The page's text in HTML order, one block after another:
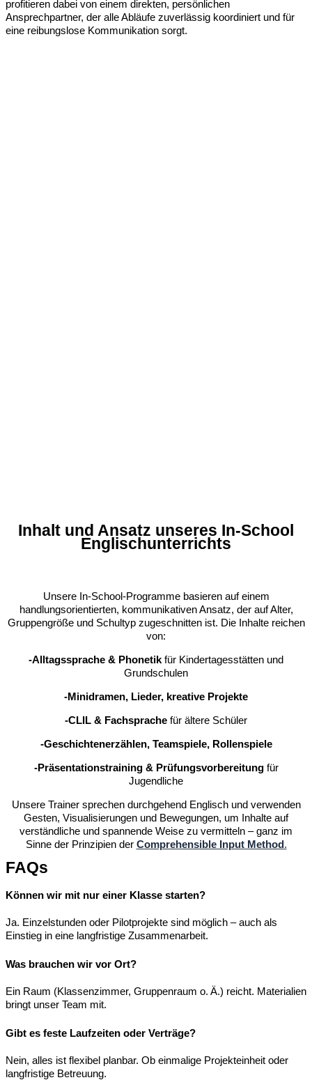
profitieren dabei von einem direkten, persönlichen
Ansprechpartner, der alle Abläufe zuverlässig koordiniert und für
eine reibungslose Kommunikation sorgt.
Inhalt und Ansatz unseres In-School
Englischunterrichts
Unsere In-School-Programme basieren auf einem
handlungsorientierten, kommunikativen Ansatz, der auf Alter,
Gruppengröße und Schultyp zugeschnitten ist. Die Inhalte reichen
von:
-Alltagssprache & Phonetik für Kindertagesstätten und
Grundschulen
-Minidramen, Lieder, kreative Projekte
-CLIL & Fachsprache für ältere Schüler
-Geschichtenerzählen, Teamspiele, Rollenspiele
-Präsentationstraining & Prüfungsvorbereitungfür
Jugendliche
Unsere Trainer sprechen durchgehend Englisch und verwenden
Gesten, Visualisierungen und Bewegungen, um Inhalte auf
verständliche und spannende Weise zu vermitteln – ganz im
Sinne der Prinzipien der Comprehensible Input Method.
FAQs
Können wir mit nur einer Klasse starten?
Ja. Einzelstunden oder Pilotprojekte sind möglich – auch als
Einstieg in eine langfristige Zusammenarbeit.
Was brauchen wir vor Ort?
Ein Raum (Klassenzimmer, Gruppenraum o. Ä.) reicht. Materialien
bringt unser Team mit.
Gibt es feste Laufzeiten oder Verträge?
Nein, alles ist flexibel planbar. Ob einmalige Projekteinheit oder
langfristige Betreuung.